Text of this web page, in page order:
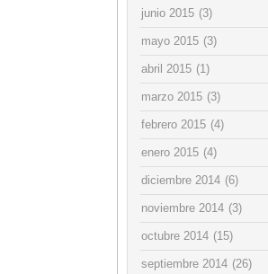
junio 2015 (3)
mayo 2015 (3)
abril 2015 (1)
marzo 2015 (3)
febrero 2015 (4)
enero 2015 (4)
diciembre 2014 (6)
noviembre 2014 (3)
octubre 2014 (15)
septiembre 2014 (26)